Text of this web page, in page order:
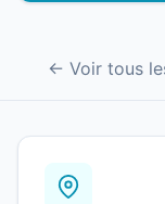
← Voir tous